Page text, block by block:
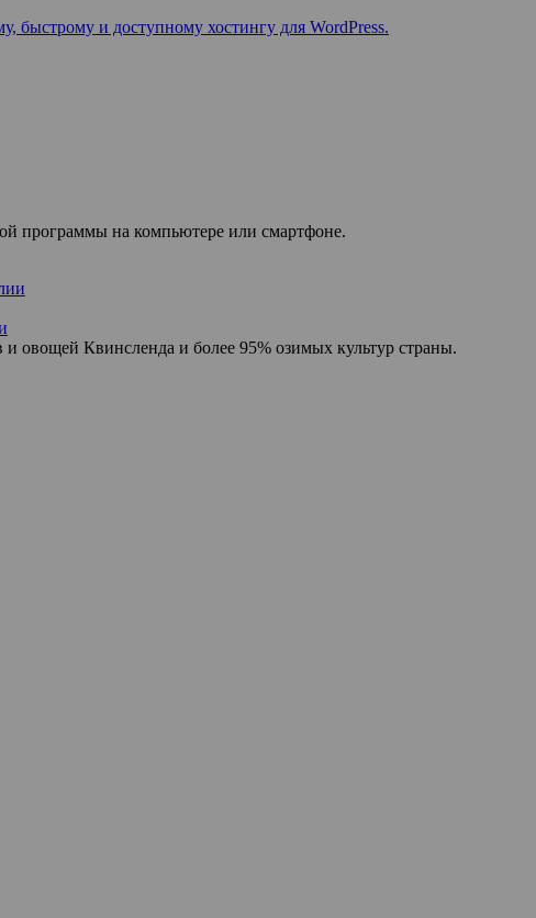
быстрому и доступному хостингу для WordPress.
программы на компьютере или смартфоне.
овощей Квинсленда и более 95% озимых культур страны.